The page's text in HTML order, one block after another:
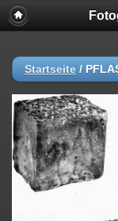
Startseite /